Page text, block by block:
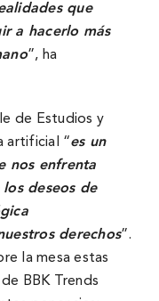
que
a hacerlo más
”, ha
de Estudios y
artificial “es un
nos enfrenta
deseos de
derechos”.
la mesa estas
BBK Trends